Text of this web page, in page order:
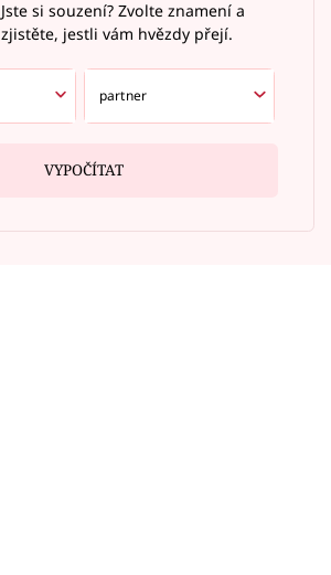
Jste si souzení? Zvolte znamení a
zjistěte, jestli vám hvězdy přejí.
VYPOČÍTAT